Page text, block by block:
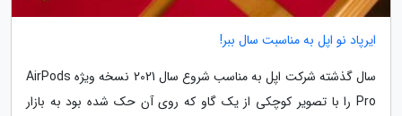
ایرپاد نو اپل به مناسبت سال ببر!
سال گذشته شرکت اپل به مناسب شروع سال 2021 نسخه ویژه AirPods
Pro را با تصویر کوچکی از یک گاو که روی آن حک شده بود به بازار